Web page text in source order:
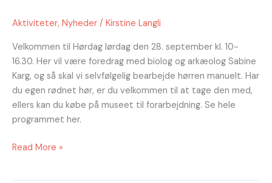
Aktiviteter, Nyheder / Kirstine Langli
Velkommen til Hørdag lørdag den 28. september kl. 10-
16.30. Her vil være foredrag med biolog og arkæolog Sabine
Karg, og så skal vi selvfølgelig bearbejde hørren manuelt. Har
du egen rødnet hør, er du velkommen til at tage den med,
ellers kan du købe på museet til forarbejdning. Se hele
programmet her.
Read More »